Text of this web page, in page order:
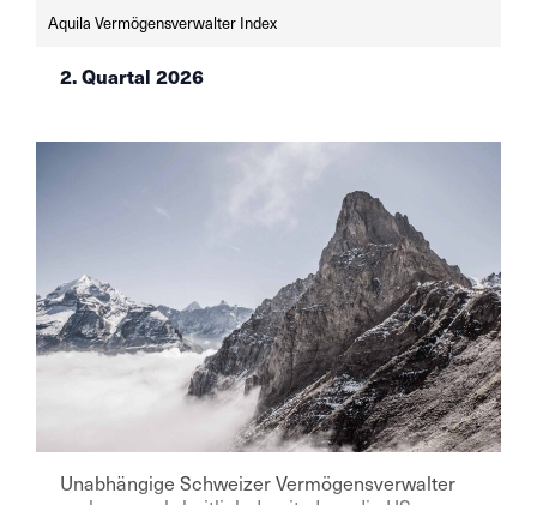
Aquila Vermögensverwalter Index
2. Quartal 2026
Unabhängige Schweizer Vermögensverwalter